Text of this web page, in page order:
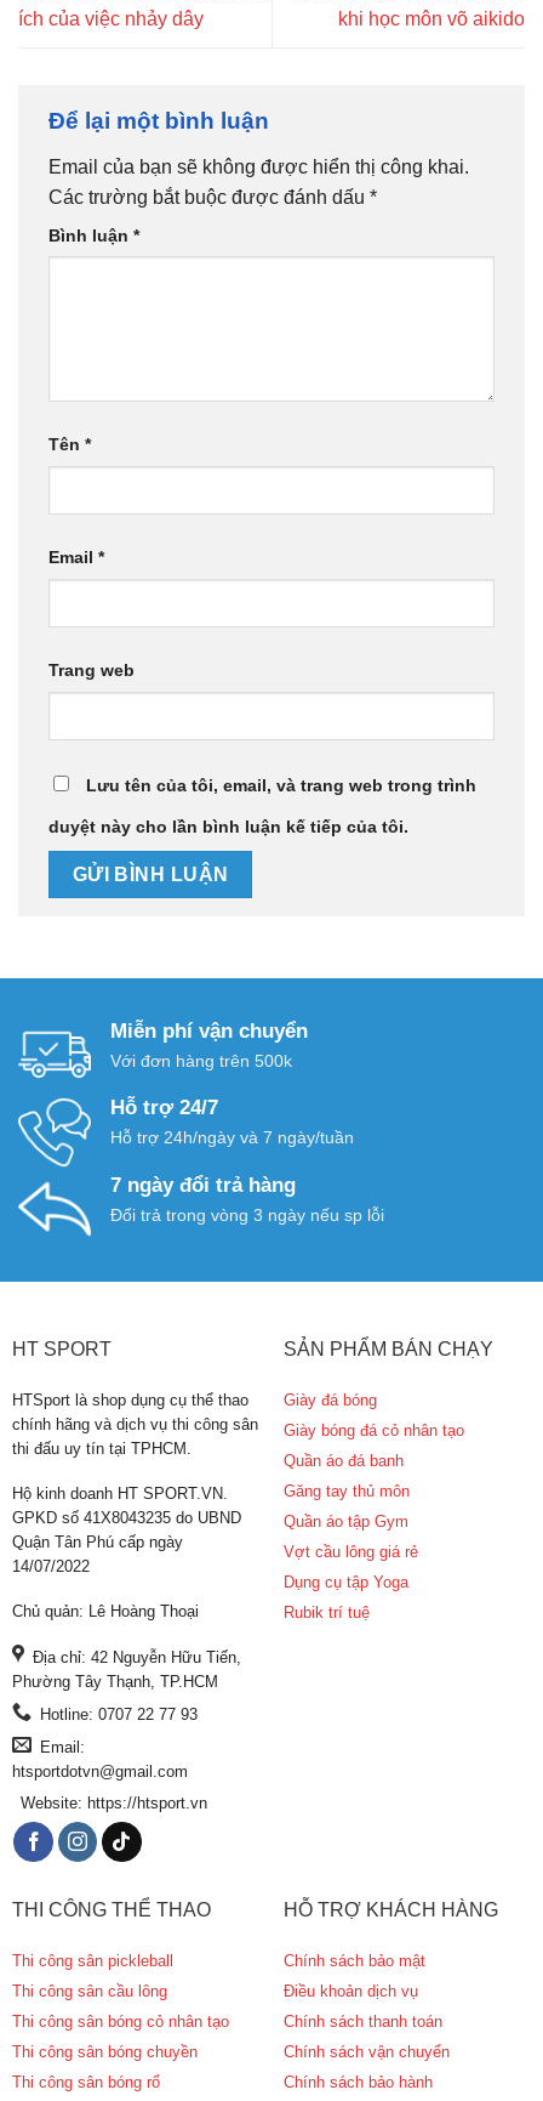
ích của việc nhảy dây
khi học môn võ aikido
Để lại một bình luận
Email của bạn sẽ không được hiển thị công khai.
Các trường bắt buộc được đánh dấu *
Bình luận *
Tên *
Email *
Trang web
Lưu tên của tôi, email, và trang web trong trình
duyệt này cho lần bình luận kế tiếp của tôi.
Miễn phí vận chuyển
Với đơn hàng trên 500k
Hỗ trợ 24/7
Hỗ trợ 24h/ngày và 7 ngày/tuần
7 ngày đổi trả hàng
Đổi trả trong vòng 3 ngày nếu sp lỗi
HT SPORT
HTSport là shop dụng cụ thể thao
chính hãng và dịch vụ thi công sân
thi đấu uy tín tại TPHCM.
Hộ kinh doanh HT SPORT.VN.
GPKD số 41X8043235 do UBND
Quận Tân Phú cấp ngày
14/07/2022
Chủ quản: Lê Hoàng Thoại
Địa chỉ: 42 Nguyễn Hữu Tiến,
Phường Tây Thạnh, TP.HCM
Hotline: 0707 22 77 93
Email:
htsportdotvn@gmail.com
Website: https://htsport.vn
SẢN PHẨM BÁN CHẠY
Giày đá bóng
Giày bóng đá cỏ nhân tạo
Quần áo đá banh
Găng tay thủ môn
Quần áo tập Gym
Vợt cầu lông giá rẻ
Dụng cụ tập Yoga
Rubik trí tuệ
THI CÔNG THỂ THAO
Thi công sân pickleball
Thi công sân cầu lông
Thi công sân bóng cỏ nhân tạo
Thi công sân bóng chuyền
Thi công sân bóng rổ
HỖ TRỢ KHÁCH HÀNG
Chính sách bảo mật
Điều khoản dịch vụ
Chính sách thanh toán
Chính sách vận chuyển
Chính sách bảo hành